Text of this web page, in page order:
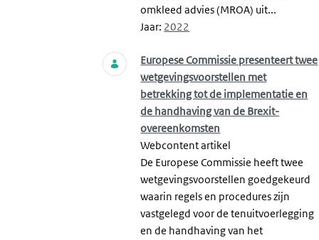
omkleed advies (MROA) uit...
Jaar: 2022
Europese Commissie presenteert twee
wetgevingsvoorstellen met
betrekking tot de implementatie en
de handhaving van de Brexit-
overeenkomsten
Webcontent artikel
De Europese Commissie heeft twee
wetgevingsvoorstellen goedgekeurd
waarin regels en procedures zijn
vastgelegd voor de tenuitvoerlegging
en de handhaving van het